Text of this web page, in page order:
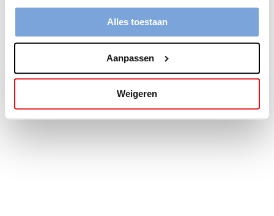
Alles toestaan
Aanpassen
Weigeren